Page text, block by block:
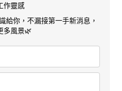
作靈感
給你，不漏接第一手新消息，
多風景🌿